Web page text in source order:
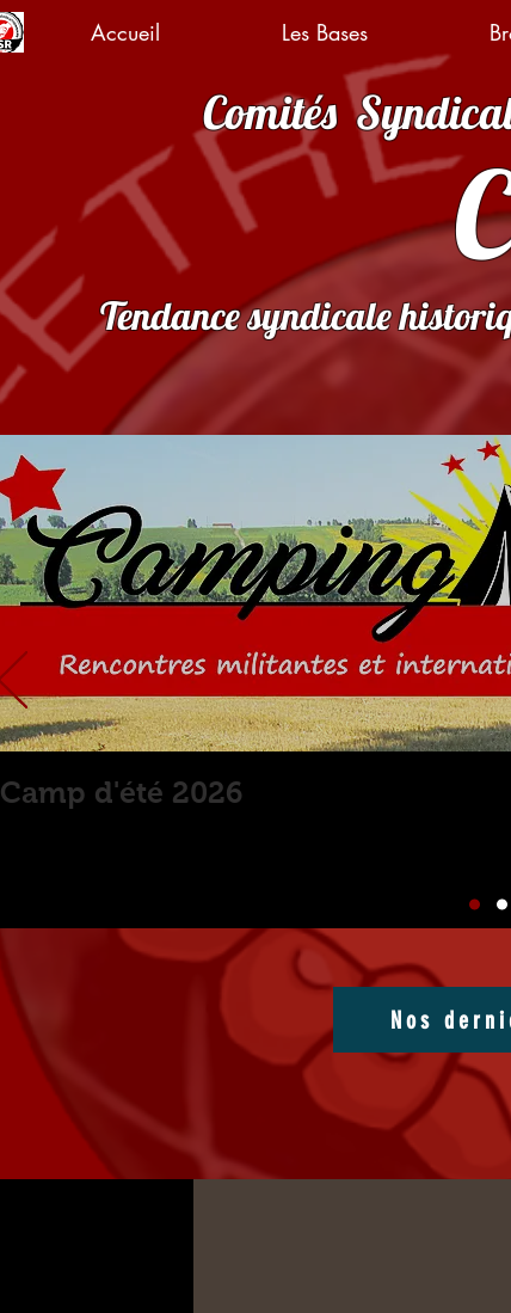
Accueil Les Bases
Comités
Tendance syndicale
Camp d'été 2026
Nos